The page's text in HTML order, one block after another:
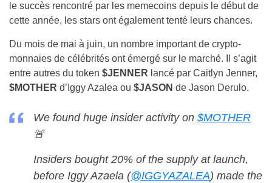
le succès rencontré par les memecoins depuis le début de
cette année, les stars ont également tenté leurs chances.
Du mois de mai à juin, un nombre important de crypto-
monnaies de célébrités ont émergé sur le marché. Il s’agit
entre autres du token $JENNER lancé par Caitlyn Jenner,
$MOTHER d’Iggy Azalea ou $JASON de Jason Derulo.
We found huge insider activity on $MOTHER
🚨
Insiders bought 20% of the supply at launch,
before Iggy Azaela (@IGGYAZALEA) made the